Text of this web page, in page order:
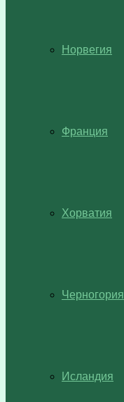
Норвегия
Франция
Хорватия
Черногория
Исландия